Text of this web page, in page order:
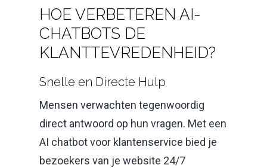
HOE VERBETEREN AI-
CHATBOTS DE
KLANTTEVREDENHEID?
Snelle en Directe Hulp
Mensen verwachten tegenwoordig
direct antwoord op hun vragen. Met een
AI chatbot voor klantenservice bied je
bezoekers van je website 24/7